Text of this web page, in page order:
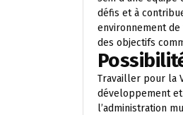
défis et à
environnement
des objectifs
Travailler pour la
développement et
l’administration